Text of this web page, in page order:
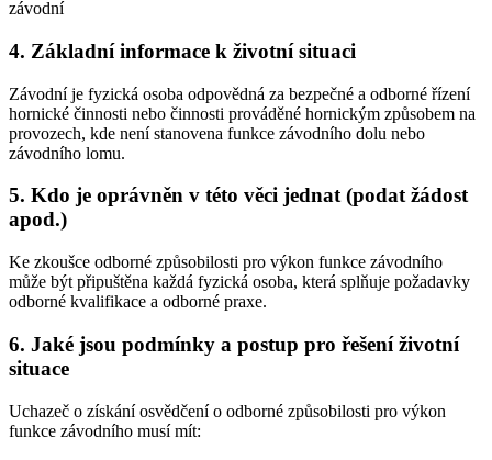
závodní
4. Základní informace k životní situaci
Závodní je fyzická osoba odpovědná za bezpečné a odborné řízení
hornické činnosti nebo činnosti prováděné hornickým způsobem na
provozech, kde není stanovena funkce závodního dolu nebo
závodního lomu.
5. Kdo je oprávněn v této věci jednat (podat žádost
apod.)
Ke zkoušce odborné způsobilosti pro výkon funkce závodního
může být připuštěna každá fyzická osoba, která splňuje požadavky
odborné kvalifikace a odborné praxe.
6. Jaké jsou podmínky a postup pro řešení životní
situace
Uchazeč o získání osvědčení o odborné způsobilosti pro výkon
funkce závodního musí mít: